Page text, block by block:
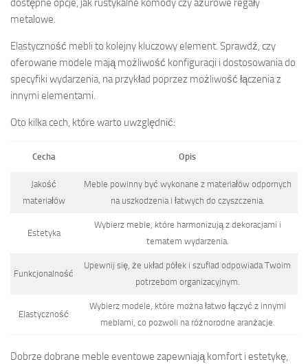
metalowe.
Elastyczność mebli to kolejny kluczowy element. Sprawdź, czy
oferowane modele mają możliwość konfiguracji i dostosowania do
specyfiki wydarzenia, na przykład poprzez możliwość łączenia z
innymi elementami.
Oto kilka cech, które warto uwzględnić:
Cecha Opis
Jakość
materiałów
Meble powinny być wykonane z materiałów odpornych
na uszkodzenia i łatwych do czyszczenia.
Estetyka
Wybierz meble, które harmonizują z dekoracjami i
tematem wydarzenia.
Funkcjonalność
Upewnij się, że układ półek i szuflad odpowiada Twoim
potrzebom organizacyjnym.
Elastyczność
Wybierz modele, które można łatwo łączyć z innymi
meblami, co pozwoli na różnorodne aranżacje.
Dobrze dobrane meble eventowe zapewniają komfort i estetykę,